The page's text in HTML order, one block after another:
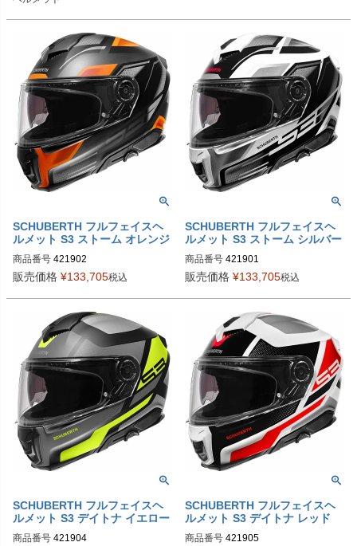
4151017360
4151018360
4151019360
4219007360
4219008360
4219009360
SCHUBERTH フルフェイスヘ
ルメット S3 ストーム オレンジ
商品番号 421902
4219023360
4219025360
4219026360
4219027360
4219028360
4219029360
販売価格 ¥133,705税込
SCHUBERTH フルフェイスヘ
ルメット S3 ストーム シルバー
商品番号 421901
4219013360
4219015360
4219016360
4219017360
4219018360
4219019360
販売価格 ¥133,705税込
SCHUBERTH フルフェイスヘ
ルメット S3 デイトナ イエロー
商品番号 421904
SCHUBERTH フルフェイスヘ
ルメット S3 デイトナ レッド
商品番号 421905